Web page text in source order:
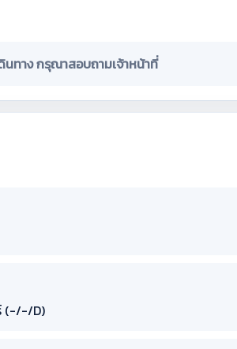
นทาง กรุณาสอบถามเจ้าหน้าที่
(-/-/D)